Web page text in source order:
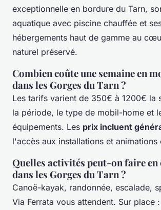
exceptionnelle en bordure du Tarn,
aquatique avec piscine chauffée et
hébergements haut de gamme au
naturel préservé.
Combien coûte une semaine en
dans les Gorges du Tarn ?
Les tarifs varient de 350€ à 1200€ la
la période, le type de mobil-home et
équipements. Les prix incluent
l'accès aux installations et animations
Quelles activités peut-on faire en
dans les Gorges du Tarn ?
Canoë-kayak, randonnée, escalade,
Via Ferrata vous attendent. Sur place :